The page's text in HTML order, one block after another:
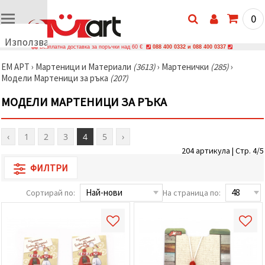
Използваме
🍪
Използваме
и подобни
технологии,
за да
осигурим
правилната
работа на
подобрим
твоето
и, с твое
съгласие,
показваме
0
Безплатна доставка за поръчки над 60 € 088 400 0332 и 088 400 0337
ЕМ АРТ › Мартеници и Материали (3613)› Мартенички (285)›
Модели Мартеници за ръка (207)
МОДЕЛИ МАРТЕНИЦИ ЗА РЪКА
‹ 1 2 3 4 5 ›
204 артикула | Стр. 4/5
ФИЛТРИ
Сортирай по: На страница по: